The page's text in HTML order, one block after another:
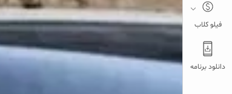
فیلو کلاب
دانلود برنامه